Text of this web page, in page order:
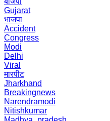
Gujarat
भाजपा
Accident
Congress
Modi
Delhi
Viral
मारपीट
Jharkhand
Breakingnews
Narendramodi
Nitishkumar